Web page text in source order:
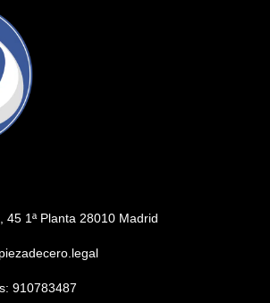
45 1ª Planta 28010 Madrid
910783487